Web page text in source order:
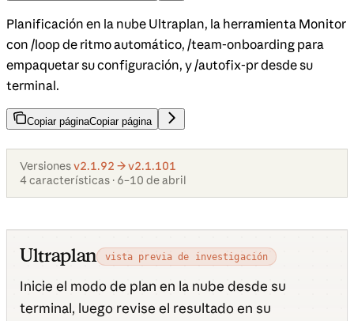
Planificación en la nube Ultraplan, la herramienta Monitor
con /loop de ritmo automático, /team-onboarding para
empaquetar su configuración, y /autofix-pr desde su
terminal.
Copiar páginaCopiar página
Versionesv2.1.92 → v2.1.101
4 características · 6–10 de abril
Ultraplan vista previa de investigación
Inicie el modo de plan en la nube desde su
terminal, luego revise el resultado en su